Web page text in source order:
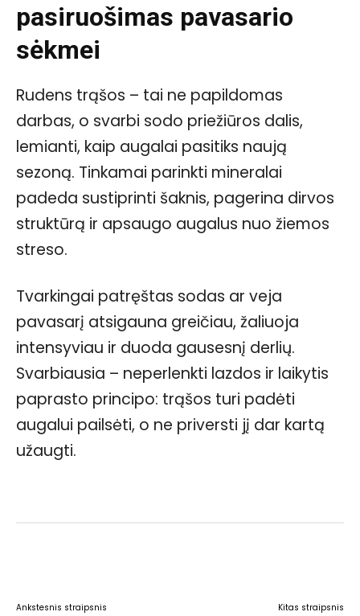
pasiruošimas pavasario
sėkmei
Rudens trąšos – tai ne papildomas
darbas, o svarbi sodo priežiūros dalis,
lemianti, kaip augalai pasitiks naują
sezoną. Tinkamai parinkti mineralai
padeda sustiprinti šaknis, pagerina dirvos
struktūrą ir apsaugo augalus nuo žiemos
streso.
Tvarkingai patręštas sodas ar veja
pavasarį atsigauna greičiau, žaliuoja
intensyviau ir duoda gausesnį derlių.
Svarbiausia – neperlenkti lazdos ir laikytis
paprasto principo: trąšos turi padėti
augalui pailsėti, o ne priversti jį dar kartą
užaugti.
Ankstesnis straipsnis Kitas straipsnis